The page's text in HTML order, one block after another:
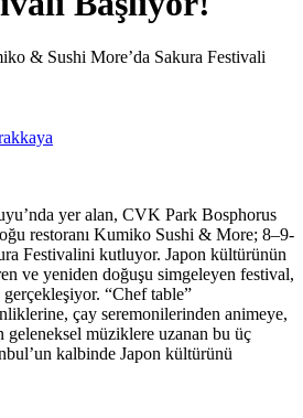
& Sushi More’da Sakura Festivali
yer alan, CVK Park Bosphorus
restoranı Kumiko Sushi & More; 8–9-
Festivalini kutluyor. Japon kültürünün
ve yeniden doğuşu simgeleyen festival,
“Chef table”
çay seremonilerinden animeye,
geleneksel müziklere uzanan bu üç
kalbinde Japon kültürünü